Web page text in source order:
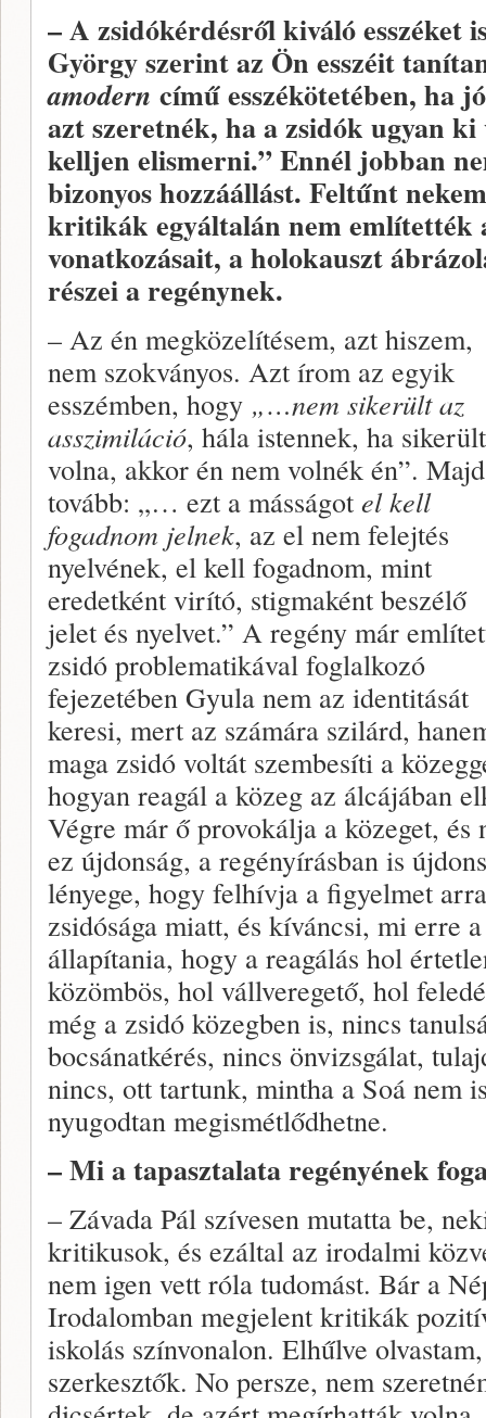
– A zsidókérdésről kiváló
György szerint az Ön esszéit
amodern című esszékötetében, ha
azt szeretnék, ha a zsidók ugyan
kelljen elismerni.” Ennél jobban
bizonyos hozzáállást. Feltűnt
kritikák egyáltalán nem említették
vonatkozásait, a holokauszt
részei a regénynek.
– Az én megközelítésem, azt hiszem,
nem szokványos. Azt írom az egyik
esszémben, hogy „…nem sikerült az
asszimiláció, hála istennek, ha sikerült
volna, akkor én nem volnék én”. Majd
tovább: „… ezt a másságot el kell
fogadnom jelnek, az el nem felejtés
nyelvének, el kell fogadnom, mint
eredetként virító, stigmaként beszélő
jelet és nyelvet.” A regény már
zsidó problematikával foglalkozó
fejezetében Gyula nem az identitását
keresi, mert az számára szilárd,
maga zsidó voltát szembesíti a
hogyan reagál a közeg az álcájában
Végre már ő provokálja a közeget,
ez újdonság, a regényírásban is
lényege, hogy felhívja a figyelmet
zsidósága miatt, és kíváncsi, mi erre
állapítania, hogy a reagálás hol
közömbös, hol vállveregető, hol
még a zsidó közegben is, nincs
bocsánatkérés, nincs önvizsgálat,
nincs, ott tartunk, mintha a Soá nem
nyugodtan megismétlődhetne.
– Mi a tapasztalata regényének
– Závada Pál szívesen mutatta be,
kritikusok, és ezáltal az irodalmi
nem igen vett róla tudomást. Bár a
Irodalomban megjelent kritikák
iskolás színvonalon. Elhűlve
szerkesztők. No persze, nem